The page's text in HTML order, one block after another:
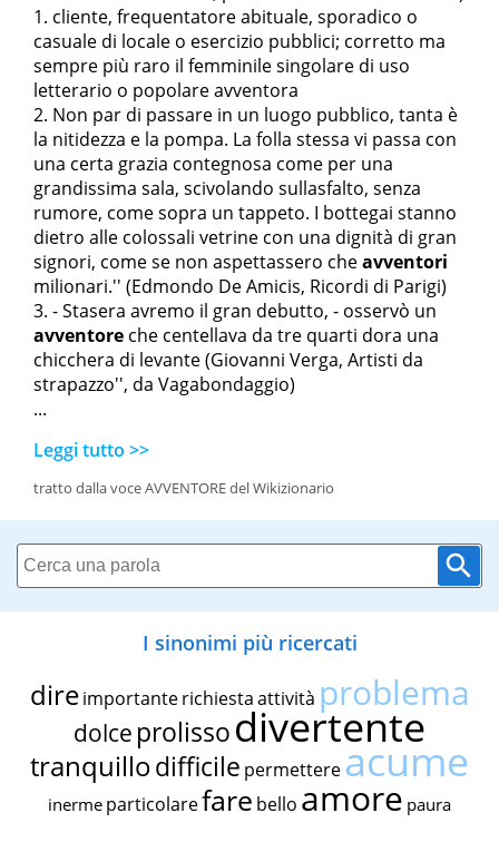
cliente, frequentatore abituale, sporadico o
casuale di locale o esercizio pubblici; corretto ma
sempre più raro il femminile singolare di uso
letterario o popolare avventora
Non par di passare in un luogo pubblico, tanta è
la nitidezza e la pompa. La folla stessa vi passa con
una certa grazia contegnosa come per una
grandissima sala, scivolando sullasfalto, senza
rumore, come sopra un tappeto. I bottegai stanno
dietro alle colossali vetrine con una dignità di gran
signori, come se non aspettassero cheavventori
milionari.'' (Edmondo De Amicis, Ricordi di Parigi)
- Stasera avremo il gran debutto, - osservò un
avventore che centellava da tre quarti dora una
chicchera di levante(Giovanni Verga, Artisti da
strapazzo'', da Vagabondaggio)
...
Leggi tutto >>
tratto dalla voce AVVENTORE del Wikizionario
I sinonimi più ricercati
dire importante richiestaattività problema
dolce prolissodivertente
tranquillodifficile permettereacume
inerme particolarefare bello amore paura